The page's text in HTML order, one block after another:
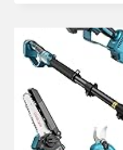
MOTOR,
AH-